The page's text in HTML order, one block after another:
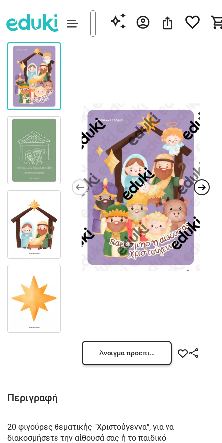
Άνοιγμα προεπισκόπησης
Περιγραφή
20 φιγούρες θεματικής "Χριστούγεννα", για να
διακοσμήσετε την αίθουσά σας ή το παιδικό